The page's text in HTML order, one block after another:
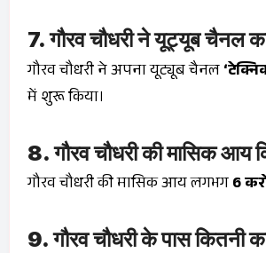
7. गौरव चौधरी ने यूट्यूब चैनल
गौरव चौधरी ने अपना यूट्यूब चैनल
में शुरू किया।
8. गौरव चौधरी की मासिक आय
गौरव चौधरी की मासिक आय लगभग6
9. गौरव चौधरी के पास कितनी